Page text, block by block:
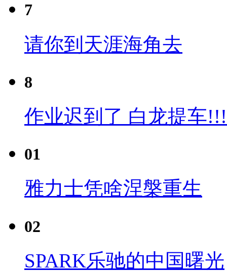
7
请你到天涯海角去
8
作业迟到了 白龙提车
01
雅力士凭啥涅槃重生
02
SPARK乐驰的中国曙光